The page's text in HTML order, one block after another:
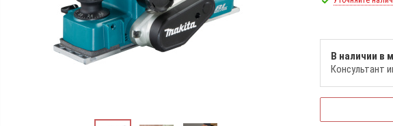
В наличии в
Консультант